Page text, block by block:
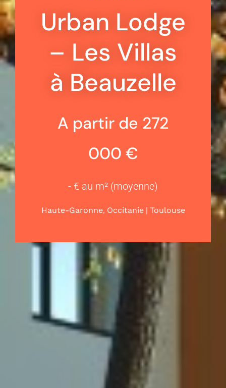
Urban Lodge
– Les Villas
à Beauzelle
A partir de 272
000 €
- € au m² (moyenne)
Haute-Garonne, Occitanie| Toulouse